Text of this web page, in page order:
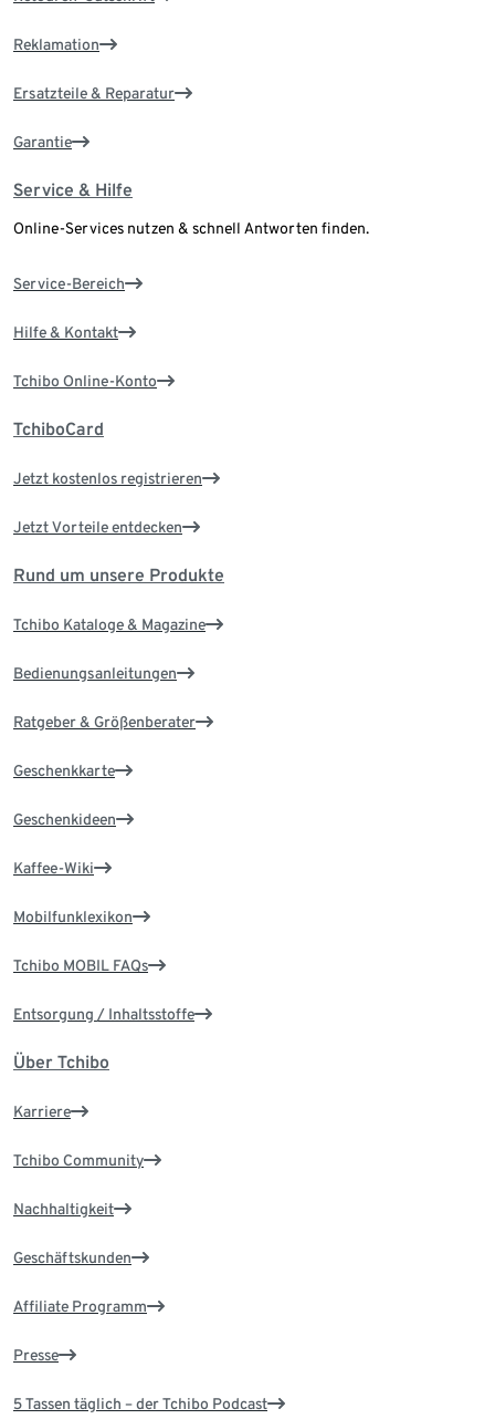
Reklamation
Ersatzteile & Reparatur
Garantie
Service & Hilfe
Online-Services nutzen & schnell Antworten finden.
Service-Bereich
Hilfe & Kontakt
Tchibo Online-Konto
TchiboCard
Jetzt kostenlos registrieren
Jetzt Vorteile entdecken
Rund um unsere Produkte
Tchibo Kataloge & Magazine
Bedienungsanleitungen
Ratgeber & Größenberater
Geschenkkarte
Geschenkideen
Kaffee-Wiki
Mobilfunklexikon
Tchibo MOBIL FAQs
Entsorgung / Inhaltsstoffe
Über Tchibo
Karriere
Tchibo Community
Nachhaltigkeit
Geschäftskunden
Affiliate Programm
Presse
5 Tassen täglich – der Tchibo Podcast